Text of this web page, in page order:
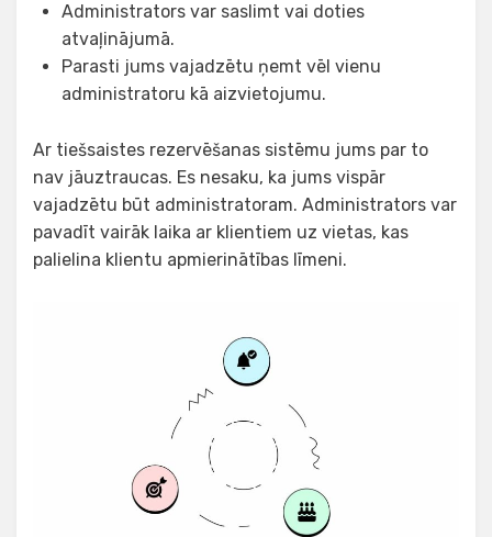
Administrators var saslimt vai doties
atvaļinājumā.
Parasti jums vajadzētu ņemt vēl vienu
administratoru kā aizvietojumu.
Ar tiešsaistes rezervēšanas sistēmu jums par to
nav jāuztraucas. Es nesaku, ka jums vispār
vajadzētu būt administratoram. Administrators var
pavadīt vairāk laika ar klientiem uz vietas, kas
palielina klientu apmierinātības līmeni.